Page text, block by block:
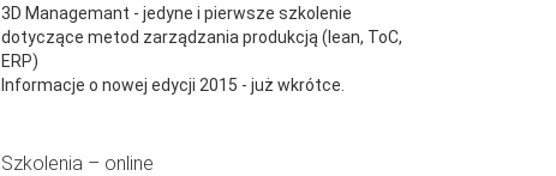
3D Managemant - jedyne i pierwsze szkolenie
dotyczące metod zarządzania produkcją (lean, ToC,
ERP)
Informacje o nowej edycji 2015 - już wkrótce.
Szkolenia – online